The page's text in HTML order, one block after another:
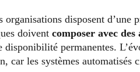
disposent d’une
doivent composer avec
disponibilité permanentes.
car les systèmes automatisés